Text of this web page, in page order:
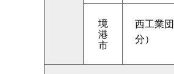
境
港
市
西工業
分）